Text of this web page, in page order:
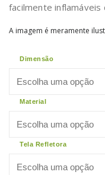
facilmente inflamáveis
A imagem é meramente
Dimensão
Material
Tela Refletora